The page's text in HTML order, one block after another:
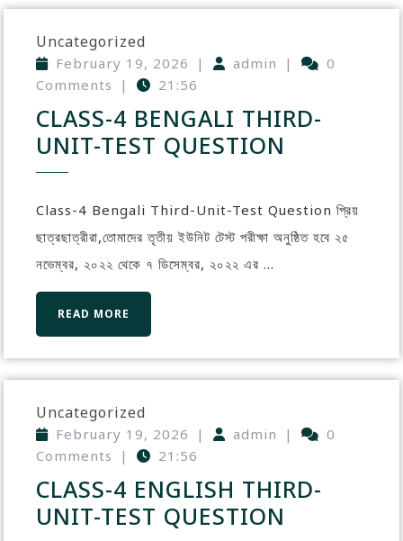
Uncategorized
February 19, 2026 | admin |
0
Comments
| 21:56
CLASS-4 BENGALI THIRD-
UNIT-TEST QUESTION
Class-4 Bengali Third-Unit-Test Question প্রিয়
ছাত্রছাত্রীরা,তোমাদের তৃতীয় ইউনিট টেস্ট পরীক্ষা অনুষ্ঠিত হবে ২৫
নভেম্বর, ২০২২ থেকে ৭ ডিসেম্বর, ২০২২ এর ...
READ MORE
Uncategorized
February 19, 2026 | admin |
0
Comments
| 21:56
CLASS-4 ENGLISH THIRD-
UNIT-TEST QUESTION